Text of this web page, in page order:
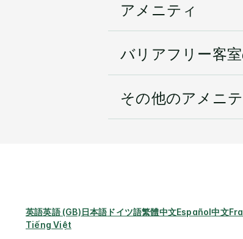
アメニティ
バリアフリー客
その他のアメニ
英語英語 (GB)日本語 ドイツ語繁體中文Español中文
Tiếng Việt